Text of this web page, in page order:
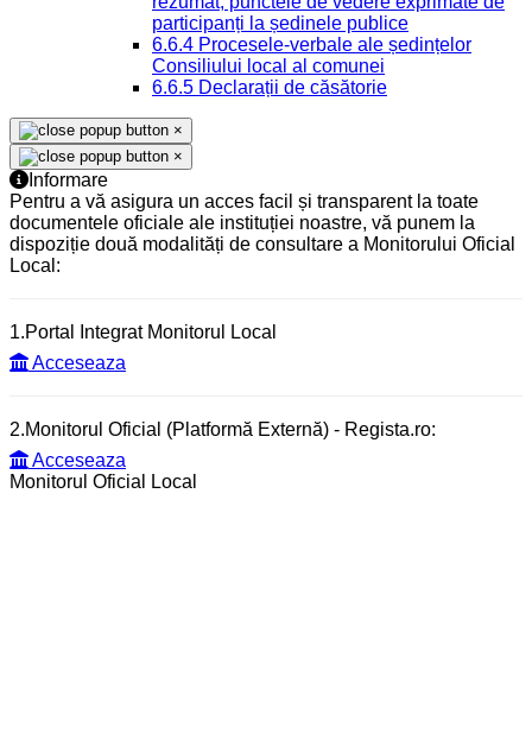
participanți la ședinele publice
6.6.4 Procesele-verbale ale ședințelor
Consiliului local al comunei
6.6.5 Declarații de căsătorie
×
×
Informare
Pentru a vă asigura un acces facil și transparent la toate
documentele oficiale ale instituției noastre, vă punem la
dispoziție două modalități de consultare a Monitorului Oficial
Local:
1.Portal Integrat Monitorul Local
Acceseaza
2.Monitorul Oficial (Platformă Externă) - Regista.ro:
Acceseaza
Monitorul Oficial Local